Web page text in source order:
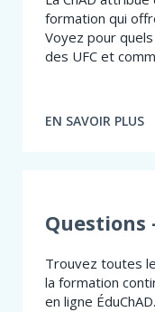
formation qui
Voyez pour
des UFC et
EN SAVOIR PLUS
À
UFC
Questions
Trouvez toutes
la formation
en ligne ÉduChAD.